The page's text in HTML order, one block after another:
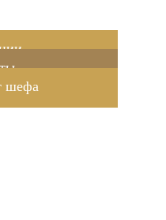
шефа